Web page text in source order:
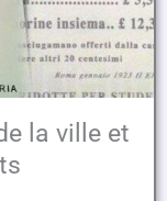
la ville et